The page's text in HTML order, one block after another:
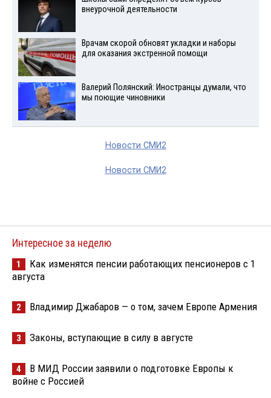
внеурочной деятельности
Врачам скорой обновят укладки и наборы
для оказания экстренной помощи
Валерий Полянский: Иностранцы думали, что
мы поющие чиновники
Новости СМИ2
Новости СМИ2
Интересное за неделю
1
Как изменятся пенсии работающих пенсионеров с 1
августа
2 Владимир Джабаров — о том, зачем Европе Армения
3 Законы, вступающие в силу в августе
4
В МИД России заявили о подготовке Европы к
войне с Россией